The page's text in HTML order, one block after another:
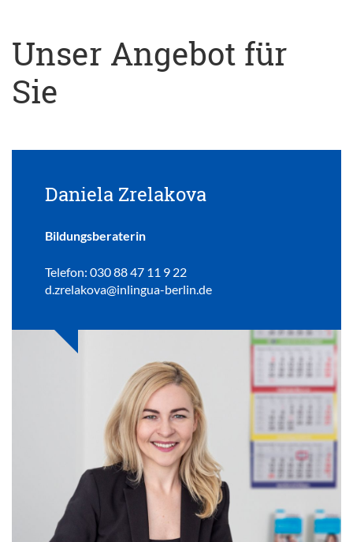
Unser Angebot für
Sie
Daniela Zrelakova
Bildungsberaterin
Telefon: 030 88 47 11 9 22
d.zrelakova@inlingua-berlin.de